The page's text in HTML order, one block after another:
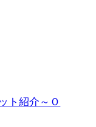
ト紹介～Ｏ